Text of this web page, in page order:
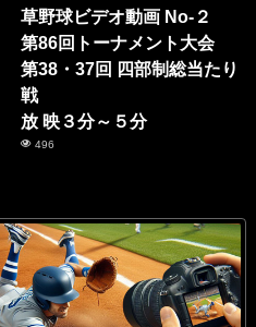
草野球ビデオ動画 No-２
第86回トーナメント大会
第38・37回 四部制総当たり
戦
放 映３分～５分
496